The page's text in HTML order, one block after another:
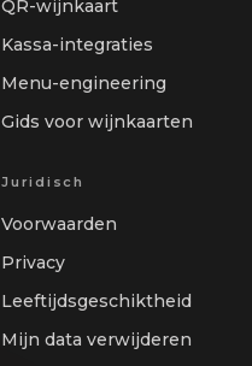
QR-wijnkaart
Kassa-integraties
Menu-engineering
Gids voor wijnkaarten
Juridisch
Voorwaarden
Privacy
Leeftijdsgeschiktheid
Mijn data verwijderen